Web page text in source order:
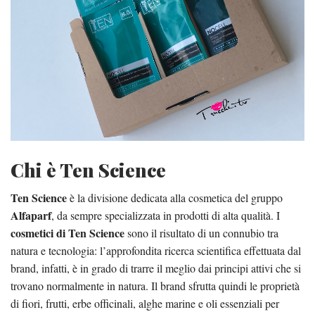
Chi è Ten Science
Ten Scienceè la divisione dedicata alla cosmetica del gruppo
Alfaparf, da sempre specializzata in prodotti di alta qualità. I
cosmetici di Ten Sciencesono il risultato di un connubio tra
natura e tecnologia: l’approfondita ricerca scientifica effettuata dal
brand, infatti, è in grado di trarre il meglio dai principi attivi che si
trovano normalmente in natura. Il brand sfrutta quindi le proprietà
di fiori, frutti, erbe officinali, alghe marine e oli essenziali per